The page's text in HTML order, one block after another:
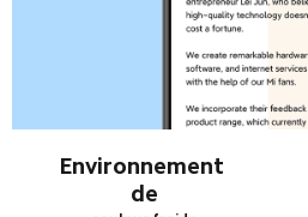
Environnement
de